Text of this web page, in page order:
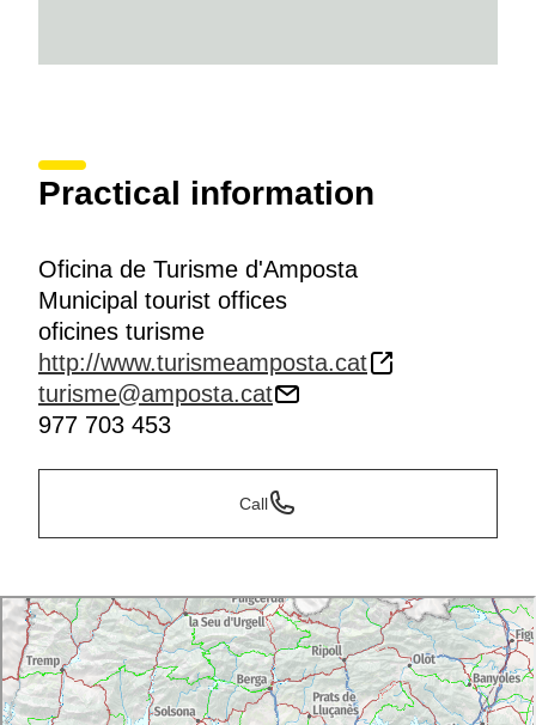
Practical information
Oficina de Turisme d'Amposta
Municipal tourist offices
oficines turisme
http://www.turismeamposta.cat
turisme@amposta.cat
977 703 453
Call